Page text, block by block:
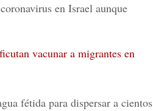
en Israel aunque
vacunar a migrantes en
fétida para dispersar a cientos